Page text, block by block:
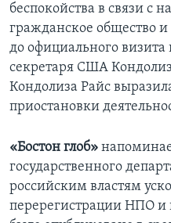
беспокойства в связи с
гражданское общество и
до официального визита
секретаря США
Кондолиза Райс
приостановки
«Бостон глоб»
государственного
российским властям
перерегистрации НПО и